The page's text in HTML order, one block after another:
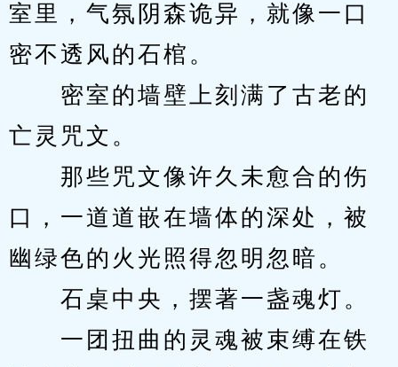
室里，气氛阴森诡异，就像一口
密不透风的石棺。
密室的墙壁上刻满了古老的
亡灵咒文。
那些咒文像许久未愈合的伤
口，一道道嵌在墙体的深处，被
幽绿色的火光照得忽明忽暗。
石桌中央，摆著一盏魂灯。
一团扭曲的灵魂被束缚在铁